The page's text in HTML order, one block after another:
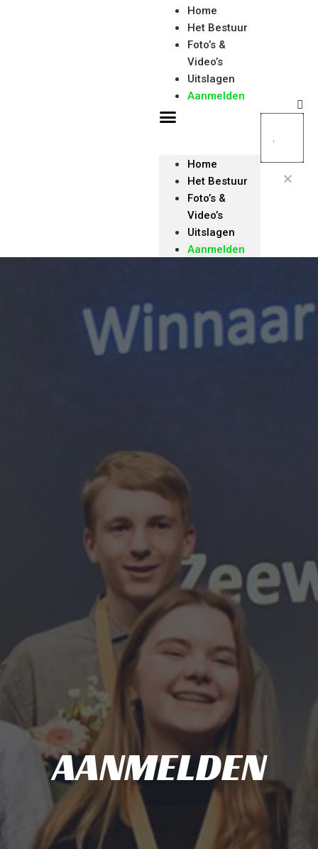
Home
Het Bestuur
Foto’s &
Video’s
Uitslagen
Aanmelden
Home
Het Bestuur
Foto’s &
Video’s
Uitslagen
Aanmelden
AANMELDEN